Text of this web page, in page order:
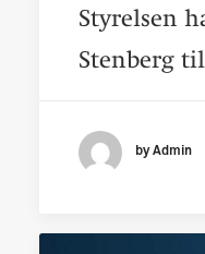
Styrelsen
Stenberg
by Admin